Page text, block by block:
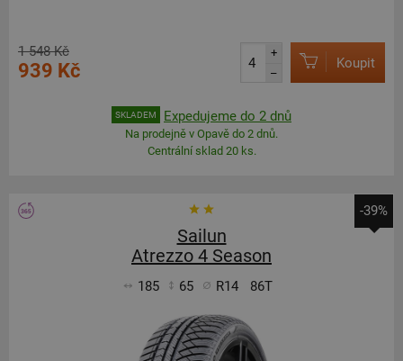
1 548 Kč
939 Kč
+
–
Koupit
SKLADEM Expedujeme do 2 dnů
Na prodejně v Opavě do 2 dnů.
Centrální sklad 20 ks.
-39%
Sailun
Atrezzo 4 Season
185 65 R14 86T